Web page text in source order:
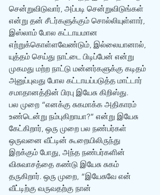
சென்றுவிடுவார், அப்படி சென்றுவிடுங்கள்
என்று தன் சீடர்களுக்கும் சொல்லியுள்ளார்,
இஸ்லாம் போல கட்டாயமான
எற்றுக்கொள்ளவேண்டும், இல்லையானால்,
யுத்தம் செய்து நாட்டை பிடிப்பேன் என்று
முகமது மற்ற நாட்டு மன்னர்களுக்கு கடிதம்
அனுப்புவது போல கட்டாயப்படுத்த மாட்டார்
சமாதானத்தின் பிரபு இயேசு கிறிஸ்து.
பல முறை “எனக்கு சுகமாக்க அதிகாரம்
உண்டென்று நம்புகிறாயா?” என்று இயேசு
கேட்கிறார், ஒரு முறை பல நண்பர்கள்
ஒருவனை வீட்டின் கூறையிலிருந்து
இறக்கும் போது, அந்த நண்பர்களின்
விசுவாசத்தை கண்டு இயேசு சுகம்
தருகிறார். ஒரு முறை, “இயேசுவே என்
வீட்டிற்கு வருவதற்கு நான்